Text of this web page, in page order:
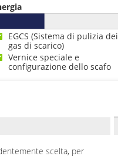
EGCS (Sistema di pulizia dei
gas di scarico)
Vernice speciale e
configurazione dello scafo
scelta, per